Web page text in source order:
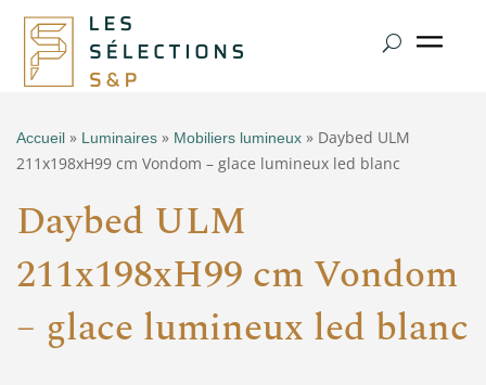
Accueil » Luminaires » Mobiliers lumineux » Daybed ULM
211x198xH99 cm Vondom – glace lumineux led blanc
Daybed ULM
211x198xH99 cm Vondom
– glace lumineux led blanc